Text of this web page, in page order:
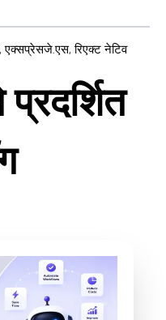
,एक्सप्रेसजे.एस,रिएक्ट नेटिव